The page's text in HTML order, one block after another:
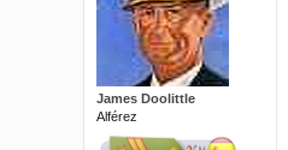
James Doolittle
Alférez